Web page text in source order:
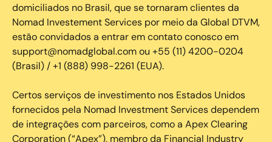
domiciliados no Brasil, que se tornaram clientes da
Nomad Investement Services por meio da Global DTVM,
estão convidados a entrar em contato conosco em
support@nomadglobal.com ou +55 (11) 4200-0204
(Brasil) / +1 (888) 998-2261 (EUA).
Certos serviços de investimento nos Estados Unidos
fornecidos pela Nomad Investment Services dependem
de integrações com parceiros, como a Apex Clearing
Corporation (“Apex”), membro da Financial Industry